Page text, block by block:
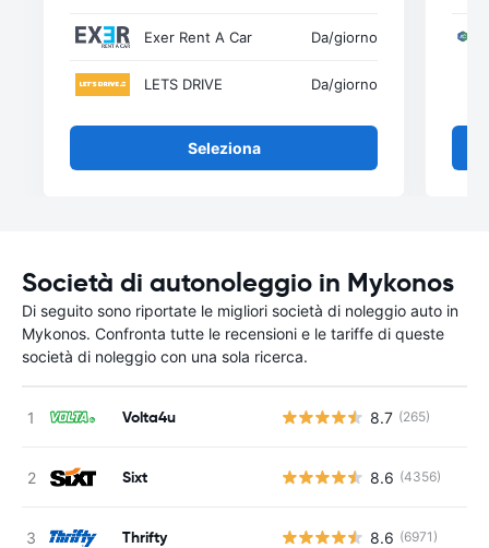
Exer Rent A Car Da/giorno
LETS DRIVE Da/giorno
Seleziona
Società di autonoleggio in Mykonos
Di seguito sono riportate le migliori società di noleggio auto in
Mykonos. Confronta tutte le recensioni e le tariffe di queste
società di noleggio con una sola ricerca.
Volta4u 8.7 (265)
Sixt 8.6 (4356)
Thrifty 8.6 (6971)